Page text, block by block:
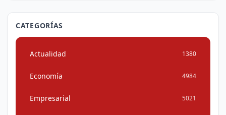
CATEGORÍAS
Actualidad 1380
Economía 4984
Empresarial 5021